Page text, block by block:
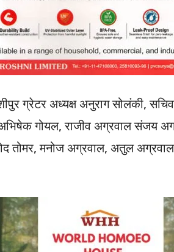
ग्रेटर अध्यक्ष अनुराग सोलंकी, सचिव
गोयल, राजीव अग्रवाल संजय
तोमर, मनोज अग्रवाल, अतुल